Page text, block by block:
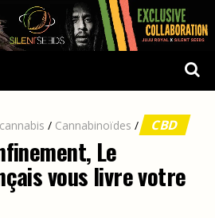
/ Cannabinoïdes / CBD
Le
vous livre votre